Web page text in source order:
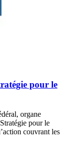
pour le
organe
pour le
couvrant les